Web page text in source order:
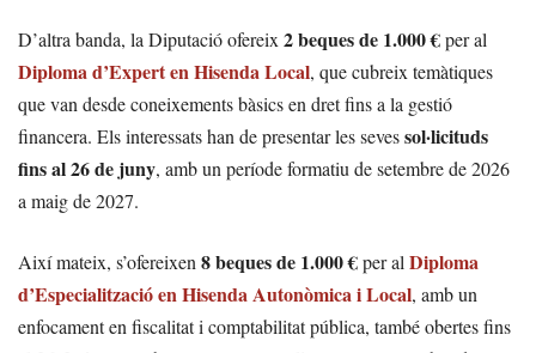
D’altra banda, la Diputació ofereix 2 beques de 1.000 €per al
Diploma d’Expert en Hisenda Local, que cubreix temàtiques
que van desde coneixements bàsics en dret fins a la gestió
financera. Els interessats han de presentar les sevessol·licituds
fins al 26 de juny, amb un període formatiu de setembre de 2026
a maig de 2027.
Així mateix, s’ofereixen 8 beques de 1.000 €per al Diploma
d’Especialització en Hisenda Autonòmica i Local, amb un
enfocament en fiscalitat i comptabilitat pública, també obertes fins